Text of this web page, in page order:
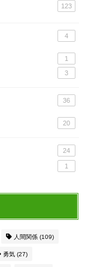
123
4
1
3
36
20
24
1
人間関係 (109)
勇気 (27)